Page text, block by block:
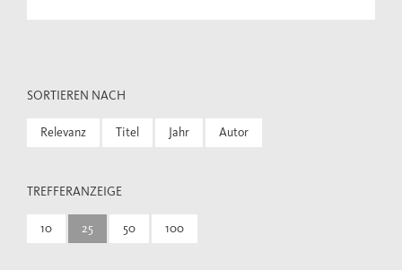
SORTIEREN NACH
Relevanz Titel Jahr Autor
TREFFERANZEIGE
10 25 50 100